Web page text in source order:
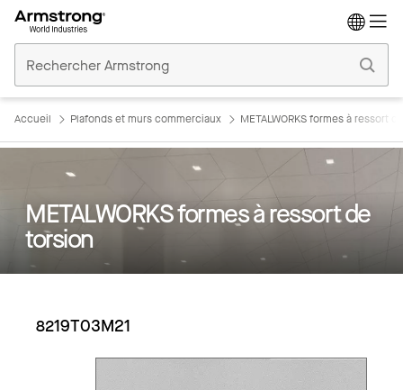
Plafonds
Commerciaux
Accueil Plafonds et murs commerciaux METALWORKS formes à ressort
METALWORKS formes à ressort de
torsion
8219T03M21